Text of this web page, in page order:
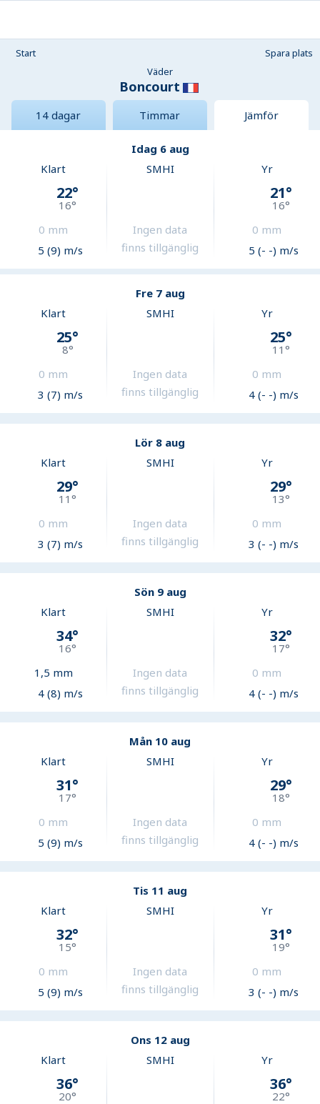
Start
Spara plats
Väder
Boncourt
14 dagar Timmar Jämför
Idag 6 aug
Klart
22°
16°
0 mm
5 (9) m/s
SMHI
Ingen data
finns tillgänglig
Yr
21°
16°
0 mm
5 (- -) m/s
Fre 7 aug
Klart
25°
8°
0 mm
3 (7) m/s
SMHI
Ingen data
finns tillgänglig
Yr
25°
11°
0 mm
4 (- -) m/s
Lör 8 aug
Klart
29°
11°
0 mm
3 (7) m/s
SMHI
Ingen data
finns tillgänglig
Yr
29°
13°
0 mm
3 (- -) m/s
Sön 9 aug
Klart
34°
16°
1,5 mm
4 (8) m/s
SMHI
Ingen data
finns tillgänglig
Yr
32°
17°
0 mm
4 (- -) m/s
Mån 10 aug
Klart
31°
17°
0 mm
5 (9) m/s
SMHI
Ingen data
finns tillgänglig
Yr
29°
18°
0 mm
4 (- -) m/s
Tis 11 aug
Klart
32°
15°
0 mm
5 (9) m/s
SMHI
Ingen data
finns tillgänglig
Yr
31°
19°
0 mm
3 (- -) m/s
Ons 12 aug
Klart
36°
20°
SMHI Yr
36°
22°